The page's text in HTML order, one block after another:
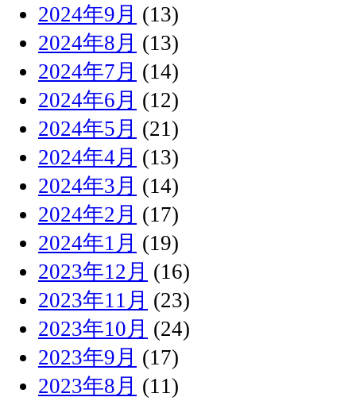
2024年9月 (13)
2024年8月 (13)
2024年7月 (14)
2024年6月 (12)
2024年5月 (21)
2024年4月 (13)
2024年3月 (14)
2024年2月 (17)
2024年1月 (19)
2023年12月 (16)
2023年11月 (23)
2023年10月 (24)
2023年9月 (17)
2023年8月 (11)